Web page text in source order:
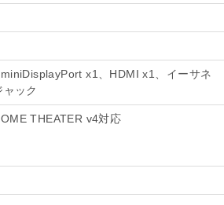
x1、HDMI x1、イーサネ
ック
THEATER v4対応